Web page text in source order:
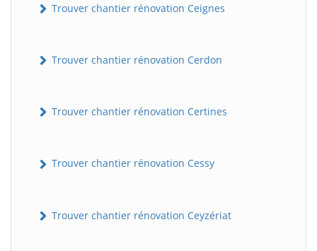
Trouver chantier rénovation Ceignes
Trouver chantier rénovation Cerdon
Trouver chantier rénovation Certines
Trouver chantier rénovation Cessy
Trouver chantier rénovation Ceyzériat